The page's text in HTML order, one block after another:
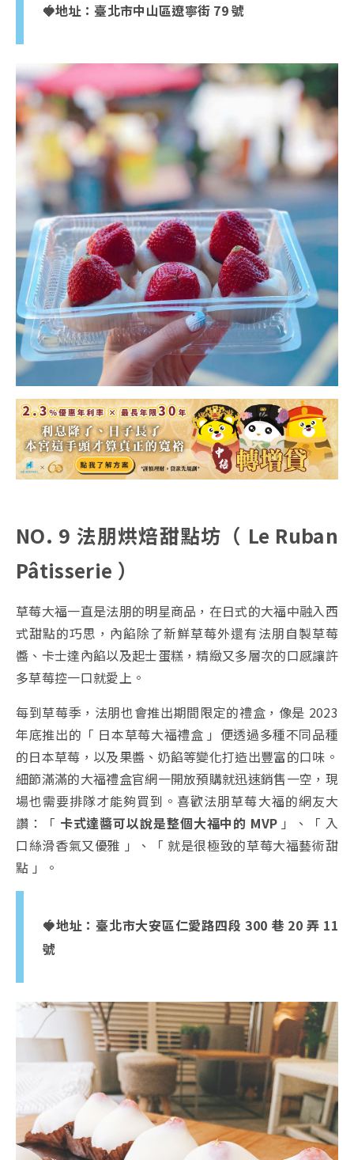
🍓地址：臺北市中山區遼寧街 79 號
NO. 9 法朋烘焙甜點坊（ Le Ruban
Pâtisserie ）
草莓大福一直是法朋的明星商品，在日式的大福中融入西
式甜點的巧思，內餡除了新鮮草莓外還有法朋自製草莓
醬、卡士達內餡以及起士蛋糕，精緻又多層次的口感讓許
多草莓控一口就愛上。
每到草莓季，法朋也會推出期間限定的禮盒，像是 2023
年底推出的「 日本草莓大福禮盒 」便透過多種不同品種
的日本草莓，以及果醬、奶餡等變化打造出豐富的口味。
細節滿滿的大福禮盒官網一開放預購就迅速銷售一空，現
場也需要排隊才能夠買到。喜歡法朋草莓大福的網友大
讚：「 卡式達醬可以說是整個大福中的 MVP 」、「 入
口絲滑香氣又優雅 」、「 就是很極致的草莓大福藝術甜
點 」。
🍓地址：臺北市大安區仁愛路四段 300 巷 20 弄 11
號